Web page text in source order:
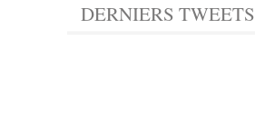
DERNIERS TWEETS